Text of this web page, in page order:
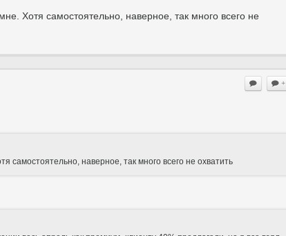
Хотя самостоятельно, наверное, так много всего не
+
самостоятельно, наверное, так много всего не охватить